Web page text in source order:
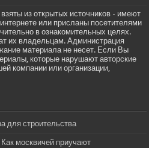
из открытых источников - имеют
или присланы посетителями
в ознакомительных целях.
их владельцам. Администрация
материала не несет. Если Вы
которые нарушают авторские
компании или организации,
для строительства
москвичей приучают